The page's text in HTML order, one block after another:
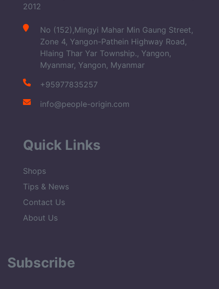
2012
No (152),Mingyi Mahar Min Gaung Street,
Zone 4, Yangon-Pathein Highway Road,
Hlaing Thar Yar Township., Yangon,
Myanmar, Yangon, Myanmar
+95977835257
info@people-origin.com
Quick Links
Shops
Tips & News
Contact Us
About Us
Subscribe